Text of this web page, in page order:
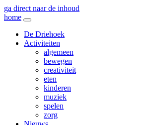
ga direct naar de inhoud
home
De Driehoek
Activiteiten
algemeen
bewegen
creativiteit
eten
kinderen
muziek
spelen
zorg